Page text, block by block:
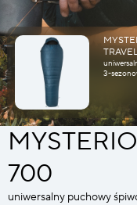
3-
700
uniwersalny puchowy